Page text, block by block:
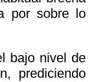
por sobre lo
bajo nivel de
prediciendo